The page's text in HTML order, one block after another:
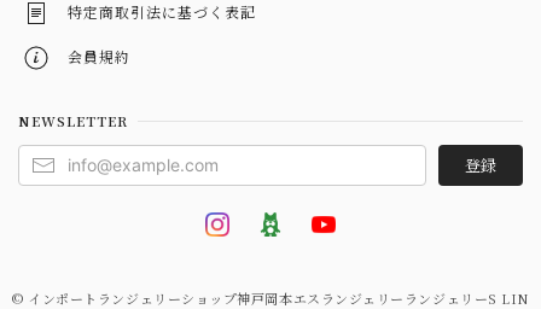
特定商取引法に基づく表記
会員規約
NEWSLETTER
登録
© インポートランジェリーショップ神戸岡本エスランジェリーランジェリーS LIN